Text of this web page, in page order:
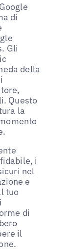
di
Gli
della
Questo
la
i
nel
e
tuo
di
il